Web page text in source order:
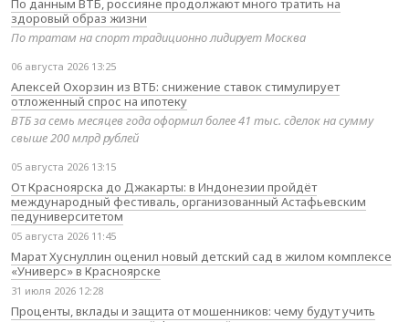
По данным ВТБ, россияне продолжают много тратить на
здоровый образ жизни
По тратам на спорт традиционно лидирует Москва
06 августа 2026 13:25
Алексей Охорзин из ВТБ: снижение ставок стимулирует
отложенный спрос на ипотеку
ВТБ за семь месяцев года оформил более 41 тыс. сделок на сумму
свыше 200 млрд рублей
05 августа 2026 13:15
От Красноярска до Джакарты: в Индонезии пройдёт
международный фестиваль, организованный Астафьевским
педуниверситетом
05 августа 2026 11:45
Марат Хуснуллин оценил новый детский сад в жилом комплексе
«Универс» в Красноярске
31 июля 2026 12:28
Проценты, вклады и защита от мошенников: чему будут учить